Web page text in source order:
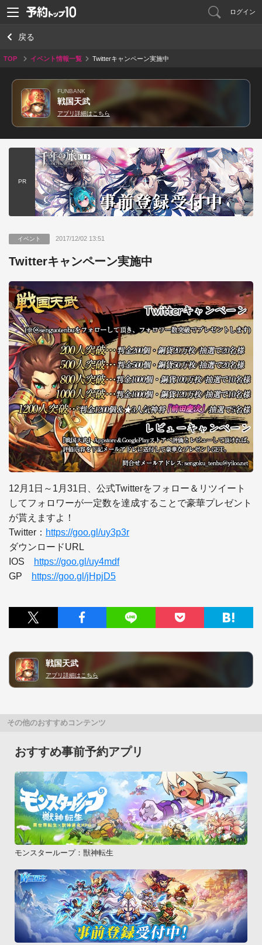
ログイン
戻る
TOP イベント情報一覧 Twitterキャンペーン実施中
FUNBANK
戦国天武
アプリ詳細はこちら
PR
イベント 2017/12/02 13:51
Twitterキャンペーン実施中
12月1日～1月31日、公式Twitterをフォロー＆リツイート
してフォロワーが一定数を達成することで豪華プレゼント
が貰えますよ！
Twitter： https://goo.gl/uy3p3r
ダウンロードURL
IOS
https://goo.gl/uy4mdf
GP
https://goo.gl/jHpjD5
戦国天武
アプリ詳細はこちら
その他のおすすめコンテンツ
おすすめ事前予約アプリ
モンスターループ：獣神転生